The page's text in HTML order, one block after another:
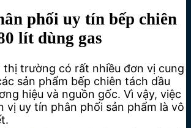
phối uy tín bếp chiên
lít dùng gas
thị trường có rất nhiều đơn vị cung
sản phẩm bếp chiên tách dầu
hiệu và nguồn gốc. Vì vậy, việc
vị uy tín phân phối sản phẩm là vô